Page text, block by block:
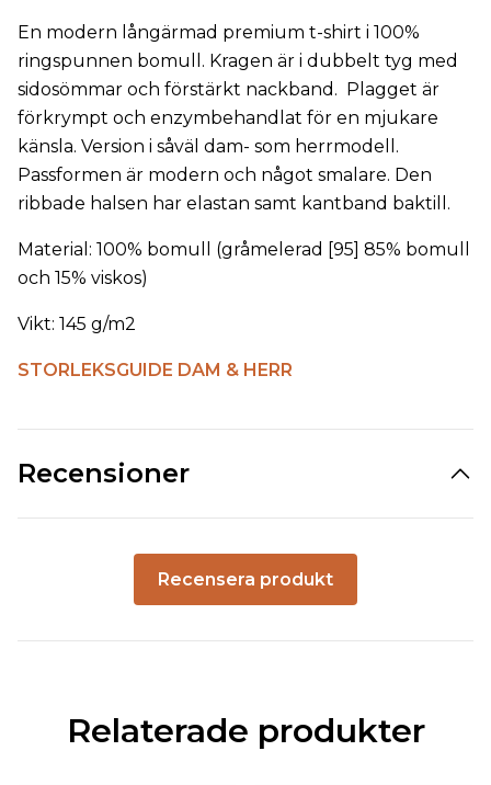
En modern långärmad premium t-shirt i 100%
ringspunnen bomull. Kragen är i dubbelt tyg med
sidosömmar och förstärkt nackband. Plagget är
förkrympt och enzymbehandlat för en mjukare
känsla. Version i såväl dam- som herrmodell.
Passformen är modern och något smalare. Den
ribbade halsen har elastan samt kantband baktill.
Material: 100% bomull (gråmelerad [95] 85% bomull
och 15% viskos)
Vikt: 145 g/m2
STORLEKSGUIDE DAM & HERR
Recensioner
Recensera produkt
Relaterade produkter